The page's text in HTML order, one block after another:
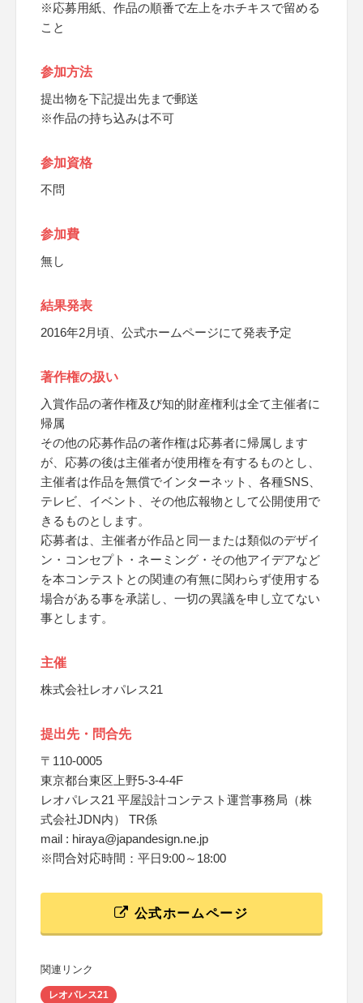
※応募用紙、作品の順番で左上をホチキスで留める
こと
参加方法
提出物を下記提出先まで郵送
※作品の持ち込みは不可
参加資格
不問
参加費
無し
結果発表
2016年2月頃、公式ホームページにて発表予定
著作権の扱い
入賞作品の著作権及び知的財産権利は全て主催者に
帰属
その他の応募作品の著作権は応募者に帰属します
が、応募の後は主催者が使用権を有するものとし、
主催者は作品を無償でインターネット、各種SNS、
テレビ、イベント、その他広報物として公開使用で
きるものとします。
応募者は、主催者が作品と同一または類似のデザイ
ン・コンセプト・ネーミング・その他アイデアなど
を本コンテストとの関連の有無に関わらず使用する
場合がある事を承諾し、一切の異議を申し立てない
事とします。
主催
株式会社レオパレス21
提出先・問合先
〒110-0005
東京都台東区上野5-3-4-4F
レオパレス21 平屋設計コンテスト運営事務局（株
式会社JDN内） TR係
mail : hiraya@japandesign.ne.jp
※問合対応時間：平日9:00～18:00
公式ホームページ
関連リンク
レオパレス21